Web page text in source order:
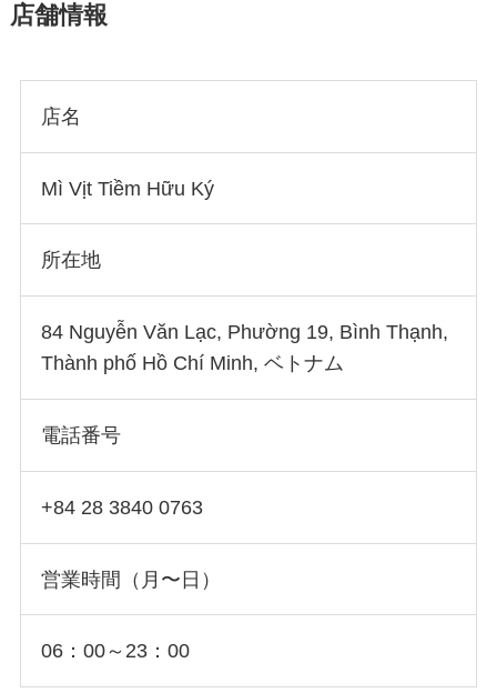
店舗情報
店名
Mì Vịt Tiềm Hữu Ký
所在地
84 Nguyễn Văn Lạc, Phường 19, Bình Thạnh,
Thành phố Hồ Chí Minh, ベトナム
電話番号
+84 28 3840 0763
営業時間（月〜日）
06：00～23：00